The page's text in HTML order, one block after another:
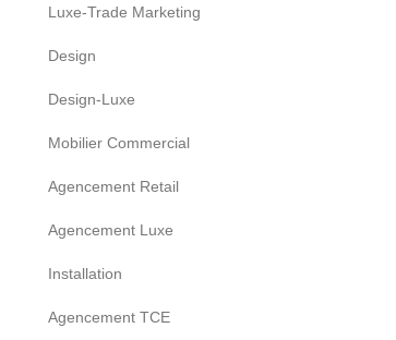
Luxe-Trade Marketing
Design
Design-Luxe
Mobilier Commercial
Agencement Retail
Agencement Luxe
Installation
Agencement TCE